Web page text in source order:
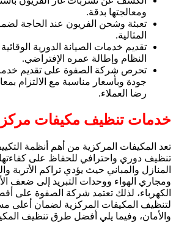
ومعالجتها بدقة.
تعبئة وشحن الفريون عند الحاجة
المثالية.
تقديم خدمات الصيانة الدورية
النظام وإطالة عمره الإفتراضي.
تحرص شركة الصفوة على تقديم
جودة وبأسعار مناسبة مع الالتزام
رضا العملاء.
خدمات تنظيف مكيفات
تعد المكيفات المركزية من أهم أنظمة
تنظيف دوري واحترافي للحفاظ على كفاءتها
المنازل والمباني حيث يؤدي تراكم الأتربة
ومجاري الهواء ووحدات التبريد إلى ضعف
الكهرباء، لذلك تعتمد شركة الصفوة على
لتنظيف المكيفات المركزية لضمان أعلى
والأمان، وفيما يلي أفضل طرق تنظيف